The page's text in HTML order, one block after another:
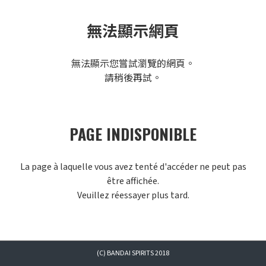
無法顯示網頁
無法顯示您嘗試瀏覽的網頁。
請稍後再試。
PAGE INDISPONIBLE
La page à laquelle vous avez tenté d'accéder ne peut pas
être affichée.
Veuillez réessayer plus tard.
(C) BANDAI SPIRITS 2018